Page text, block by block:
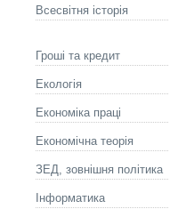
Всесвітня історія
Гроші та кредит
Екологія
Економіка праці
Економічна теорія
ЗЕД, зовнішня політика
Інформатика